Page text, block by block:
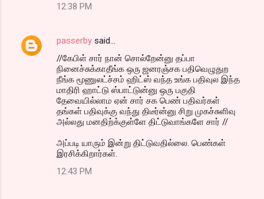
12:38 PM
passerby said…
//கேபிள் சார் நான் சொல்றேன்னு தப்பா
நினைச்சுக்காதீங்க ஒரு ஜனரஞ்சக பதிவெழுதுற
நீங்க மூணுலட்ச்சம் ஹிட்ஸ் வந்த உங்க பதிவுல இந்த
மாதிரி ஹாட்டு ஸ்பாட்டுன்னு ஒரு பகுதி
தேவையில்லாம ஏன் சார் சக பெண் பதிவர்கள்
தங்கள் பதிவுக்கு வந்து திடீர்ன்னு சிறு முகச்சுளிவு
அல்லது மனதிற்க்குள்ளே திட்டுவாங்களே சார் //
அப்படி யாரும் இன்று திட்டுவதில்லை. பெண்கள்
இரசிக்கிறார்கள்.
12:43 PM